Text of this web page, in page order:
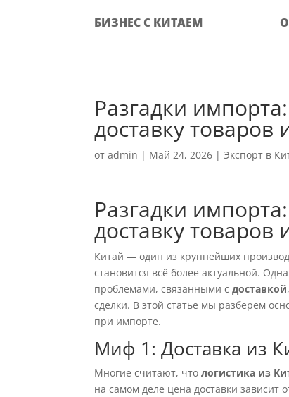
БИЗНЕС С КИТАЕМ
Разгадки
доставку товаров
отadmin | Май 24, 2026 |Экспорт в
Разгадки
доставку товаров
Китай — один из крупнейших
становится всё более актуальной.
проблемами, связанными сдоставкой
сделки. В этой статье мы разберем
при импорте.
Миф 1: Доставка из
Многие считают, чтологистика из
на самом деле цена доставки зависит